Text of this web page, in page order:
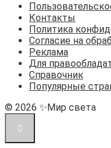
Контакты
Политика
Согласие на
Реклама
Для
Справочник
Популярные
© 2026 ✨Мир света